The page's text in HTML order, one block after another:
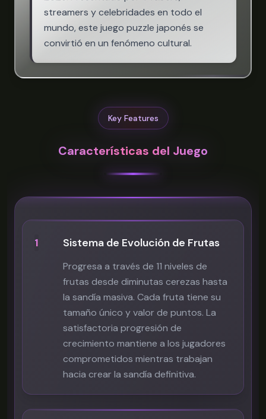
streamers y celebridades en todo el
mundo, este juego puzzle japonés se
convirtió en un fenómeno cultural.
Key Features
Características del Juego
1 Sistema de Evolución de Frutas
Progresa a través de 11 niveles de
frutas desde diminutas cerezas hasta
la sandía masiva. Cada fruta tiene su
tamaño único y valor de puntos. La
satisfactoria progresión de
crecimiento mantiene a los jugadores
comprometidos mientras trabajan
hacia crear la sandía definitiva.